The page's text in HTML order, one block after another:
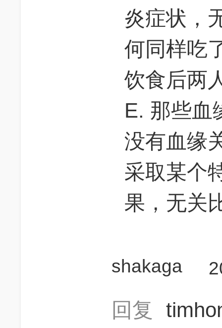
炎症状，
何同样吃
饮食后两
E. 那些血
没有血缘
采取某个
果，无关
shakaga
回复